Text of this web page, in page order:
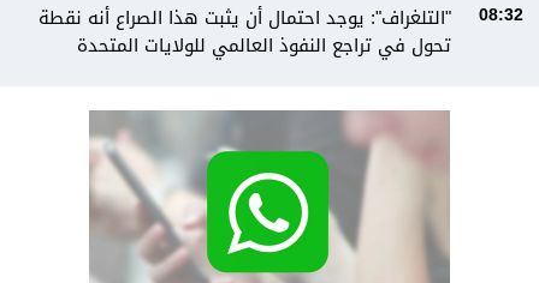
08:32
"التلغراف": يوجد احتمال أن يثبت هذا الصراع أنه نقطة
تحول في تراجع النفوذ العالمي للولايات المتحدة